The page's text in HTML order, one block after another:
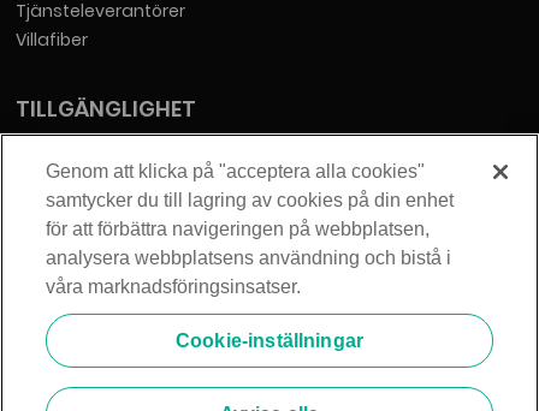
Tjänsteleverantörer
Villafiber
TILLGÄNGLIGHET
Tillgänglighetsredogörelse
KONTAKT
Telia Sverige AB
Orgnummer: 556430-0142
Säte: Stockholm
info@zmarket.se
Genom att klicka på "acceptera alla cookies"
samtycker du till lagring av cookies på din enhet
för att förbättra navigeringen på webbplatsen,
analysera webbplatsens användning och bistå i
våra marknadsföringsinsatser.
Cookie-inställningar